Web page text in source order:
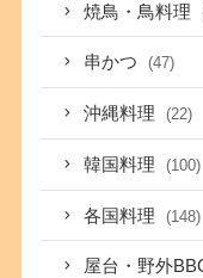
焼鳥・鳥料理
串かつ (47)
沖縄料理 (22)
韓国料理 (100)
各国料理 (148)
屋台・野外